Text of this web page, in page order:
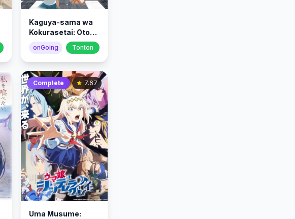
Kaguya-sama wa
Kokurasetai: Otona
e no Kaidan
onGoing Tonton
Complete 7.67
Uma Musume: